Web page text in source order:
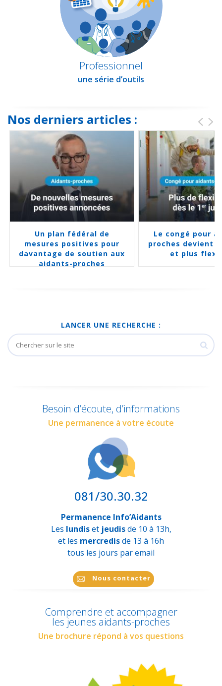
Professionnel
une série d’outils
Nos derniers articles :
Un plan fédéral de
mesures positives pour
davantage de soutien aux
aidants-proches
Le congé pour
proches devient
et plus
LANCER UNE RECHERCHE :
Besoin d’écoute, d’informations
Une permanence à votre écoute
081/30.30.32
Permanence Info’Aidants
Les lundiset jeudisde 10 à 13h,
et les mercredisde 13 à 16h
tous les jours par email
Nous contacter
Comprendre et accompagner
les jeunes aidants-proches
Une brochure répond à vos questions